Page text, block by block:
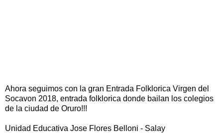
Ahora seguimos con la gran Entrada Folklorica Virgen del
Socavon 2018, entrada folklorica donde bailan los colegios
de la ciudad de Oruro!!!
Unidad Educativa Jose Flores Belloni - Salay